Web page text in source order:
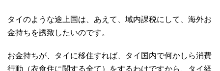
タイのような途上国は、あえて、域内課税にして、海外お
金持ちを誘致したいのです。
お金持ちが、タイに移住すれば、タイ国内で何かしら消費
行動（衣食住に関する全て）をするわけですから、タイ経